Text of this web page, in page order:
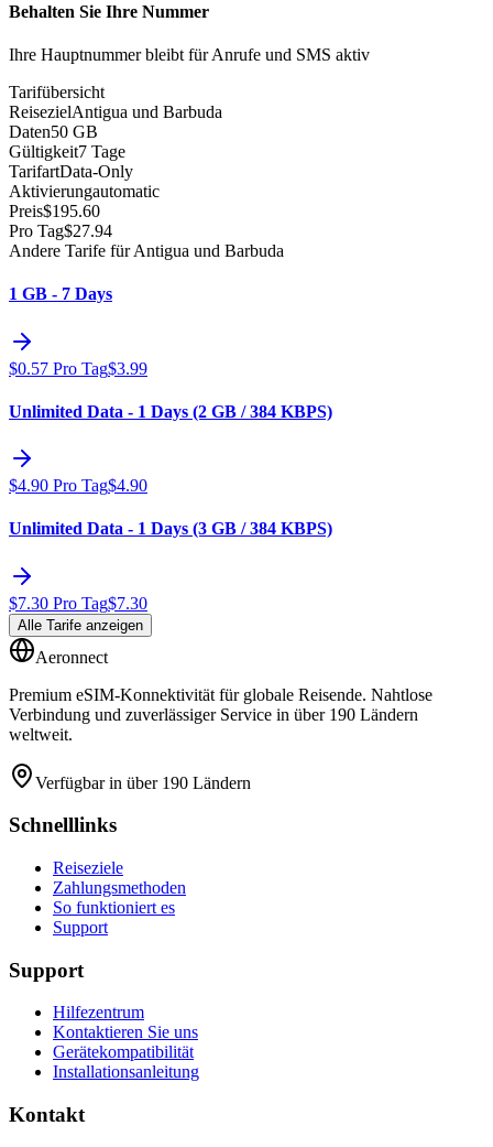
Behalten Sie Ihre Nummer
Ihre Hauptnummer bleibt für Anrufe und SMS aktiv
Tarifübersicht
ReisezielAntigua und Barbuda
Daten50 GB
Gültigkeit7 Tage
TarifartData-Only
Aktivierungautomatic
Preis$195.60
Pro Tag$27.94
Andere Tarife für Antigua und Barbuda
1 GB - 7 Days
$0.57 Pro Tag$3.99
Unlimited Data - 1 Days (2 GB / 384 KBPS)
$4.90 Pro Tag$4.90
Unlimited Data - 1 Days (3 GB / 384 KBPS)
$7.30 Pro Tag$7.30
Alle Tarife anzeigen
Aeronnect
Premium eSIM-Konnektivität für globale Reisende. Nahtlose
Verbindung und zuverlässiger Service in über 190 Ländern
weltweit.
Verfügbar in über 190 Ländern
Schnelllinks
Reiseziele
Zahlungsmethoden
So funktioniert es
Support
Support
Hilfezentrum
Kontaktieren Sie uns
Gerätekompatibilität
Installationsanleitung
Kontakt